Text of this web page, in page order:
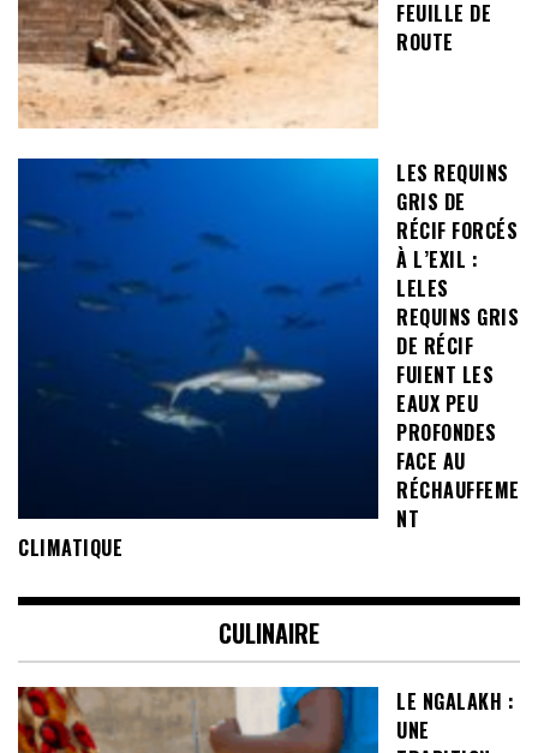
FEUILLE DE
ROUTE
LES REQUINS
GRIS DE
RÉCIF FORCÉS
À L’EXIL :
LELES
REQUINS GRIS
DE RÉCIF
FUIENT LES
EAUX PEU
PROFONDES
FACE AU
RÉCHAUFFEME
NT
CLIMATIQUE
CULINAIRE
LE NGALAKH :
UNE